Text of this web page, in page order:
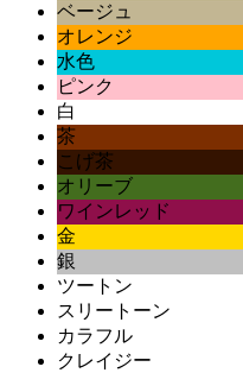
ベージュ
オレンジ
水色
ピンク
白
茶
こげ茶
オリーブ
ワインレッド
金
銀
ツートン
スリートーン
カラフル
クレイジー